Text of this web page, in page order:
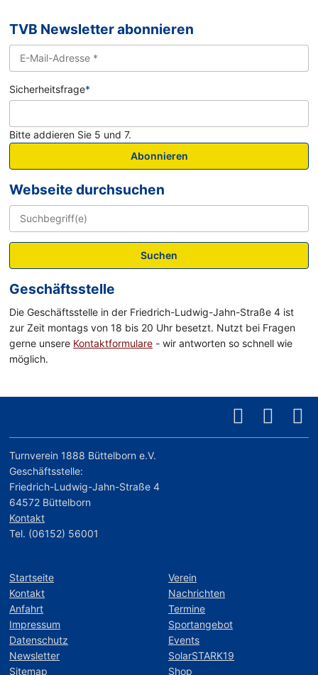
TVB Newsletter abonnieren
Sicherheitsfrage*
Bitte addieren Sie 5 und 7.
Abonnieren
Webseite durchsuchen
Suchen
Geschäftsstelle
Die Geschäftsstelle in der Friedrich-Ludwig-Jahn-Straße 4 ist
zur Zeit montags von 18 bis 20 Uhr besetzt. Nutzt bei Fragen
gerne unsere Kontaktformulare - wir antworten so schnell wie
möglich.
Turnverein 1888 Büttelborn e.V.
Geschäftsstelle:
Friedrich-Ludwig-Jahn-Straße 4
64572 Büttelborn
Kontakt
Tel. (06152) 56001
Startseite
Kontakt
Anfahrt
Impressum
Datenschutz
Newsletter
Sitemap
Verein
Nachrichten
Termine
Sportangebot
Events
SolarSTARK19
Shop